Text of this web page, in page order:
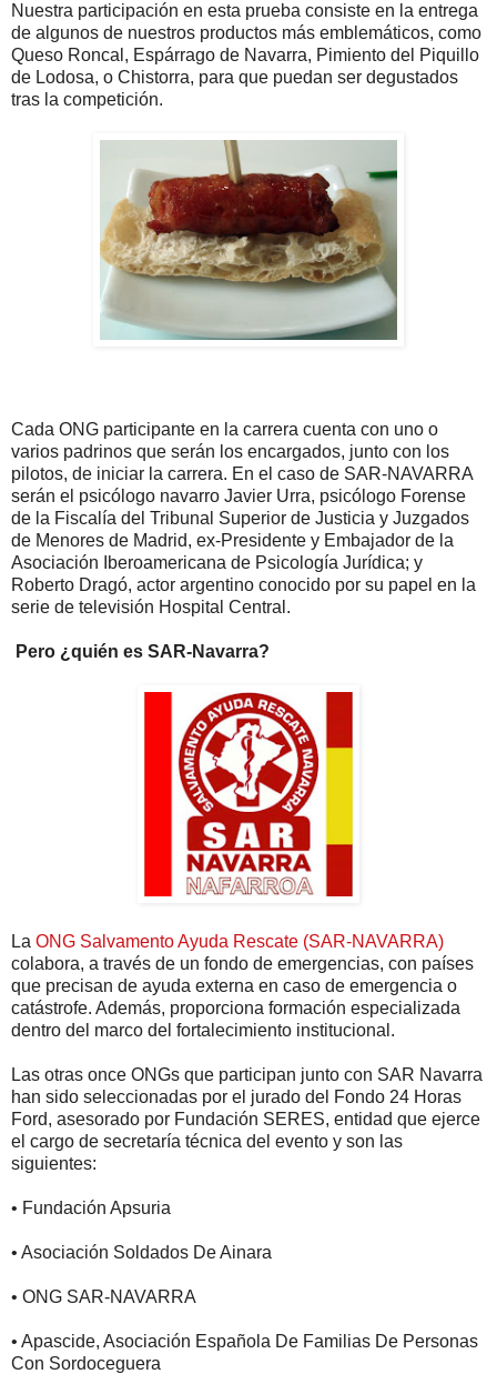
Nuestra participación en esta prueba consiste en la entrega
de algunos de nuestros productos más emblemáticos, como
Queso Roncal, Espárrago de Navarra, Pimiento del Piquillo
de Lodosa, o Chistorra, para que puedan ser degustados
tras la competición.
Cada ONG participante en la carrera cuenta con uno o
varios padrinos que serán los encargados, junto con los
pilotos, de iniciar la carrera. En el caso de SAR-NAVARRA
serán el psicólogo navarro Javier Urra, psicólogo Forense
de la Fiscalía del Tribunal Superior de Justicia y Juzgados
de Menores de Madrid, ex-Presidente y Embajador de la
Asociación Iberoamericana de Psicología Jurídica; y
Roberto Dragó, actor argentino conocido por su papel en la
serie de televisión Hospital Central.
Pero ¿quién es SAR-Navarra?
La ONG Salvamento Ayuda Rescate (SAR-NAVARRA)
colabora, a través de un fondo de emergencias, con países
que precisan de ayuda externa en caso de emergencia o
catástrofe. Además, proporciona formación especializada
dentro del marco del fortalecimiento institucional.
Las otras once ONGs que participan junto con SAR Navarra
han sido seleccionadas por el jurado del Fondo 24 Horas
Ford, asesorado por Fundación SERES, entidad que ejerce
el cargo de secretaría técnica del evento y son las
siguientes:
• Fundación Apsuria
• Asociación Soldados De Ainara
• ONG SAR-NAVARRA
• Apascide, Asociación Española De Familias De Personas
Con Sordoceguera